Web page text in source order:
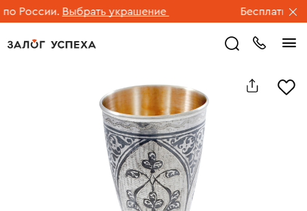
России. Выбрать украшение Бесплатная